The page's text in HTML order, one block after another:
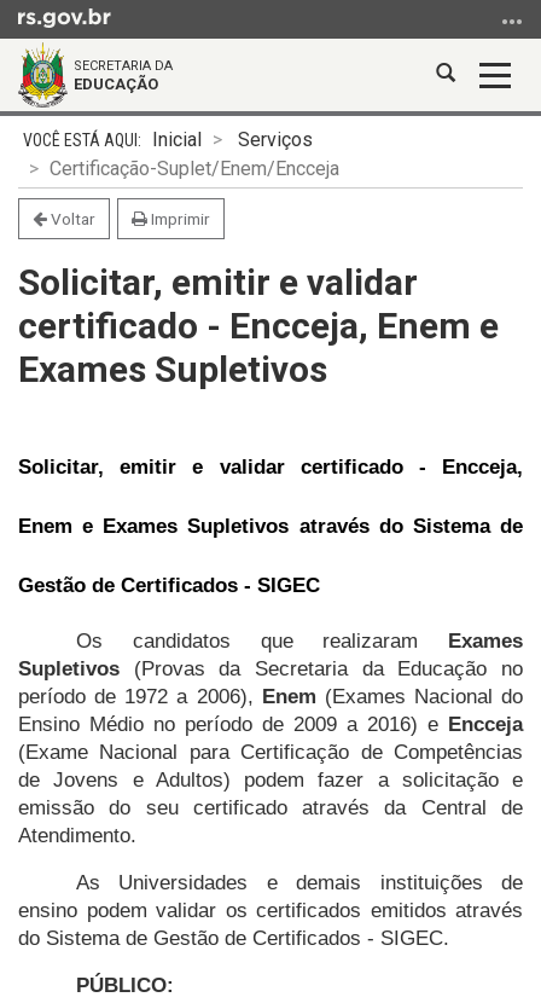
para
conteúdo
menu
para
busca
SECRETARIA DA
EDUCAÇÃO
Abrir
Início
conteúdo
Inicial
Serviços
Certificação-Suplet/Enem/Encceja
Voltar Imprimir
Solicitar, emitir e validar
certificado - Encceja, Enem e
Exames Supletivos
Solicitar, emitir e validar certificado - Encceja,
Enem e Exames Supletivos através do Sistema de
Gestão de Certificados - SIGEC
Os candidatos que realizaram Exames
Supletivos (Provas da Secretaria da Educação no
período de 1972 a 2006), Enem (Exames Nacional do
Ensino Médio no período de 2009 a 2016) e
Encceja
(Exame Nacional para Certificação de Competências
de Jovens e Adultos) podem fazer a solicitação e
emissão do seu certificado através da Central de
Atendimento.
As Universidades e demais instituições de
ensino podem validar os certificados emitidos através
do Sistema de Gestão de Certificados - SIGEC.
PÚBLICO: